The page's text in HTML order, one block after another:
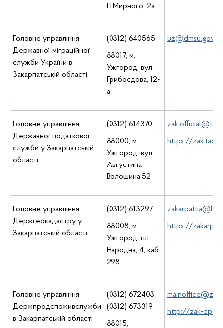
П.Мирного, 2а
Головне управління
Державної міграційної
служби України в
Закарпатській області
(0312) 640565
88017, м.
Ужгород, вул.
Грибоєдова, 12-
а
uz@dmsu.gov.ua
Головне управління
Державної податкової
служби у Закарпатській
області
(0312) 614370
88000, м.
Ужгород, вул.
Августина
Волошина,52
https://
Головне управління
Держгеокадастру у
Закарпатській області
(0312) 613297
88008, м.
Ужгород, пл.
Народна, 4, каб.
298
https://
Головне управління
Держпродспоживслужби
в Закарпатській області
(0312) 672403,
(0312) 673319
88015,
http://zak-